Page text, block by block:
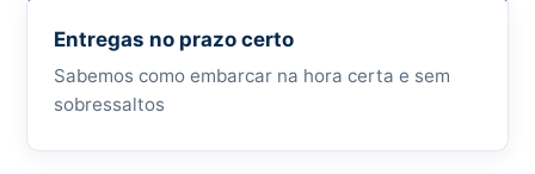
Entregas no prazo certo
Sabemos como embarcar na hora certa e sem
sobressaltos